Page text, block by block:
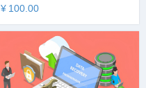
¥ 100.00